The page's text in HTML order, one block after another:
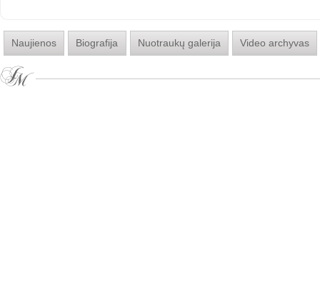
Naujienos Biografija Nuotraukų galerija Video archyvas